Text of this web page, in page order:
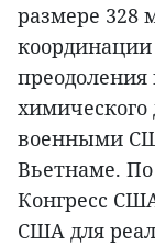
размере 328
преодоления
химического
военными
Вьетнаме. По
Конгресс
США для